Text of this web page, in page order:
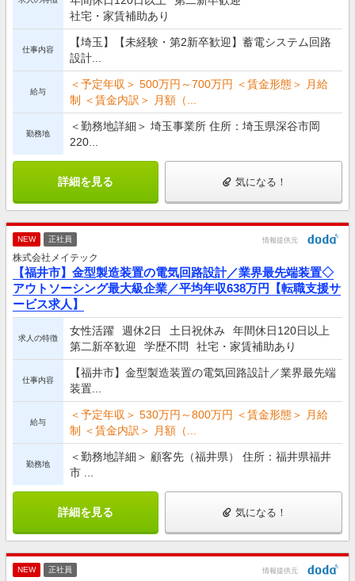
社宅・家賃補助あり
仕事内容
【埼玉】【未経験・第2新卒歓迎】蓄電システム回路
設計...
給与
＜予定年収＞ 500万円～700万円 ＜賃金形態＞ 月給
制 ＜賃金内訳＞ 月額（...
勤務地
＜勤務地詳細＞ 埼玉事業所 住所：埼玉県深谷市岡
220...
詳細を見る 気になる！
NEW 正社員 情報提供元
株式会社メイテック
【福井市】金型製造装置の電気回路設計／業界最先端装置◇
アウトソーシング最大級企業／平均年収638万円【転職支援サ
ービス求人】
求人の特徴
女性活躍 週休2日 土日祝休み
年間休日120日以上
第二新卒歓迎
学歴不問 社宅・家賃補助あり
仕事内容
【福井市】金型製造装置の電気回路設計／業界最先端
装置...
給与
＜予定年収＞ 530万円～800万円 ＜賃金形態＞ 月給
制 ＜賃金内訳＞ 月額（...
勤務地
＜勤務地詳細＞ 顧客先（福井県） 住所：福井県福井
市 ...
詳細を見る 気になる！
NEW 正社員 情報提供元